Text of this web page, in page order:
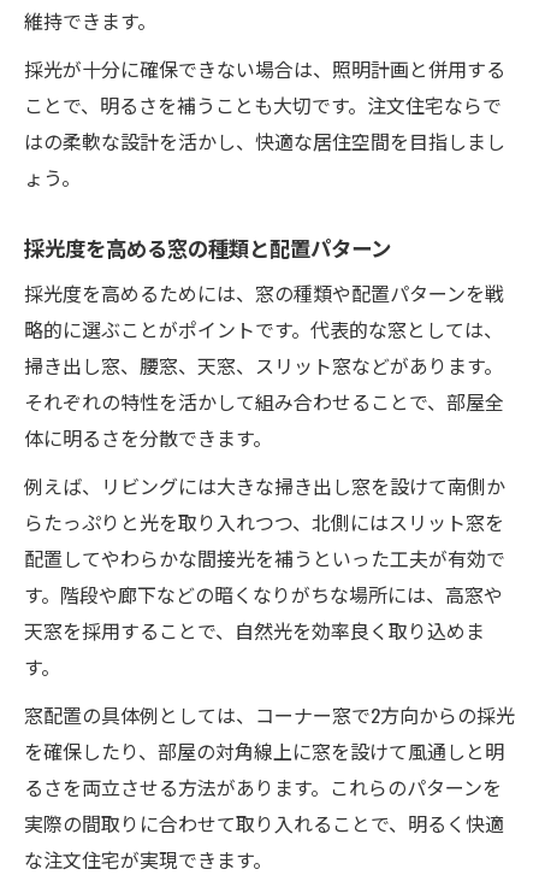
維持できます。
採光が十分に確保できない場合は、照明計画と併用する
ことで、明るさを補うことも大切です。注文住宅ならで
はの柔軟な設計を活かし、快適な居住空間を目指しまし
ょう。
採光度を高める窓の種類と配置パターン
採光度を高めるためには、窓の種類や配置パターンを戦
略的に選ぶことがポイントです。代表的な窓としては、
掃き出し窓、腰窓、天窓、スリット窓などがあります。
それぞれの特性を活かして組み合わせることで、部屋全
体に明るさを分散できます。
例えば、リビングには大きな掃き出し窓を設けて南側か
らたっぷりと光を取り入れつつ、北側にはスリット窓を
配置してやわらかな間接光を補うといった工夫が有効で
す。階段や廊下などの暗くなりがちな場所には、高窓や
天窓を採用することで、自然光を効率良く取り込めま
す。
窓配置の具体例としては、コーナー窓で2方向からの採光
を確保したり、部屋の対角線上に窓を設けて風通しと明
るさを両立させる方法があります。これらのパターンを
実際の間取りに合わせて取り入れることで、明るく快適
な注文住宅が実現できます。